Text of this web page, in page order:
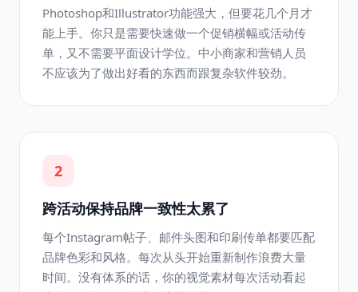
Photoshop和Illustrator功能强大，但要花几个月才
能上手。你只是需要快速做一个促销横幅或活动传
单，又不需要平面设计学位。中小商家和营销人员
不应该为了做出好看的东西而跟复杂软件较劲。
2
跨活动保持品牌一致性太累了
每个Instagram帖子、邮件头图和印刷传单都要匹配
品牌色彩和风格。每次从头开始重新制作浪费大量
时间。没有体系的话，你的视觉素材每次活动看起